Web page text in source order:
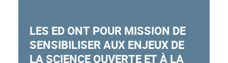
LES ED ONT POUR MISSION DE
SENSIBILISERAUX ENJEUX DE
LA SCIENCE OUVERTE ET À LA